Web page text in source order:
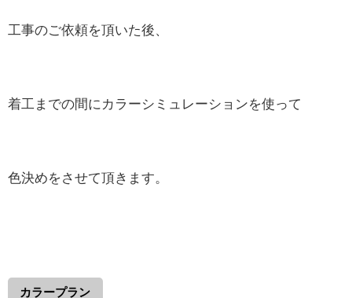
工事のご依頼を頂いた後、
着工までの間にカラーシミュレーションを使って
色決めをさせて頂きます。
カラープラン